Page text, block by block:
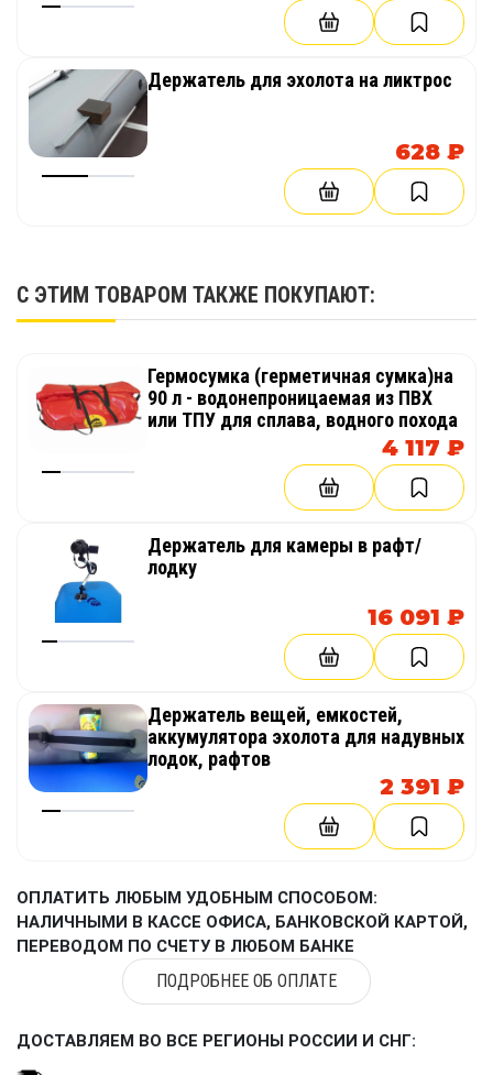
Держатель для эхолота на ликтрос
628 ₽
С ЭТИМ ТОВАРОМ ТАКЖЕ ПОКУПАЮТ:
Гермосумка (герметичная сумка)на
90 л - водонепроницаемая из ПВХ
или ТПУ для сплава, водного похода
4 117 ₽
Держатель для камеры в рафт/
лодку
16 091 ₽
Держатель вещей, емкостей,
аккумулятора эхолота для надувных
лодок, рафтов
2 391 ₽
ОПЛАТИТЬ ЛЮБЫМ УДОБНЫМ СПОСОБОМ:
НАЛИЧНЫМИ В КАССЕ ОФИСА, БАНКОВСКОЙ КАРТОЙ,
ПЕРЕВОДОМ ПО СЧЕТУ В ЛЮБОМ БАНКЕ
ПОДРОБНЕЕ ОБ ОПЛАТЕ
ДОСТАВЛЯЕМ ВО ВСЕ РЕГИОНЫ РОССИИ И СНГ: